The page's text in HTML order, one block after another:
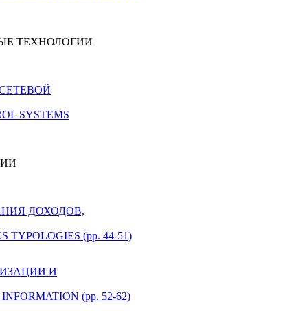
ТЕХНОЛОГИИ
SYSTEMS
ДОХОДОВ,
TYPOLOGIES (pp. 44-51)
И
(pp. 52-62)